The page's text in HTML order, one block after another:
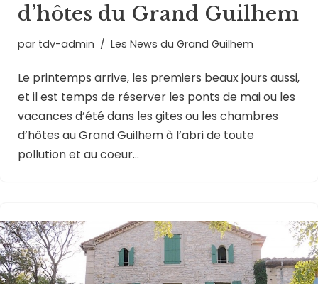
d’hôtes du Grand Guilhem
par tdv-admin Les News du Grand Guilhem
Le printemps arrive, les premiers beaux jours aussi,
et il est temps de réserver les ponts de mai ou les
vacances d’été dans les gites ou les chambres
d’hôtes au Grand Guilhem à l’abri de toute
pollution et au coeur…